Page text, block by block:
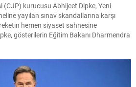
kurucusu Abhijeet Dipke, Yeni
yayılan sınav skandallarına karşı
hemen siyaset sahnesine
gösterilerin Eğitim Bakanı Dharmendra
rağmen partileşmenin şu an
Dipke, Chhatrapati
Reuters’a verdiği söyleşide, destekçilerinin